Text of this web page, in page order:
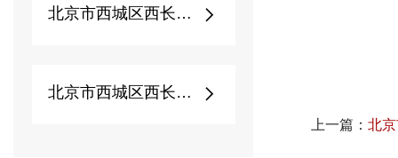
北京市西城区西长安街...
北京市西城区西长安街...
上一篇： 北